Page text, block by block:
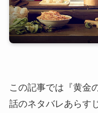
この記事では『黄金
話のネタバレあらす